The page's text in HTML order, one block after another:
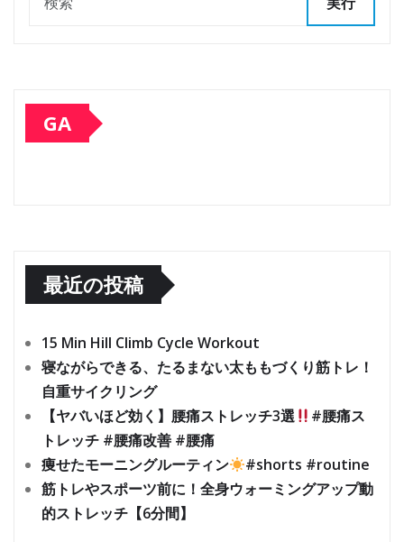
GA
最近の投稿
15 Min Hill Climb Cycle Workout
寝ながらできる、たるまない太ももづくり筋トレ！
自重サイクリング
【ヤバいほど効く】腰痛ストレッチ3選
#腰痛ス
トレッチ #腰痛改善 #腰痛
痩せたモーニングルーティン
#shorts #routine
筋トレやスポーツ前に！全身ウォーミングアップ動
的ストレッチ【6分間】